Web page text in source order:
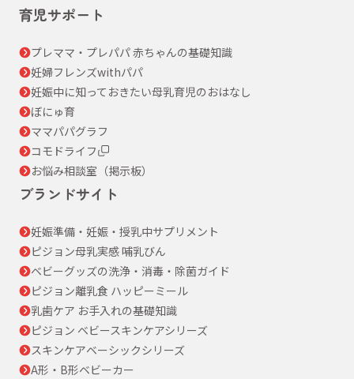
育児サポート
プレママ・プレパパ 赤ちゃんの基礎知識
妊婦フレンズwithパパ
妊娠中に知っておきたい母乳育児のおはなし
ぼにゅ育
ママパパグラフ
コモドライフ
お悩み相談室（掲示板）
ブランドサイト
妊娠準備・妊娠・授乳中サプリメント
ピジョン母乳実感 哺乳びん
ベビーグッズの洗浄・消毒・除菌ガイド
ピジョン離乳食 ハッピーミール
乳歯ケア お手入れの基礎知識
ピジョン ベビースキンケアシリーズ
スキンケアベーシックシリーズ
A形・B形ベビーカー